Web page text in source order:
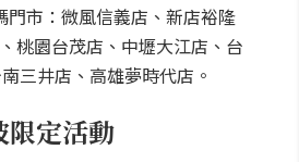
門市：微風信義店、新店裕隆
桃園台茂店、中壢大江店、台
三井店、高雄夢時代店。
限定活動